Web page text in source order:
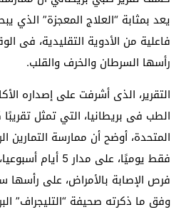
يعد بمثابة “العلاج المعجزة” الذي
فاعلية من الأدوية التقليدية، فى
رأسها السرطان والخرف والقلب.
التقرير، الذى أشرفت على إصداره
الطب فى بريطانيا، التي تمثل
فقط يوميًا، على
فرص الإصابة بالأمراض، على رأسها
وفق ما ذكرته صحيفة “التليجراف”